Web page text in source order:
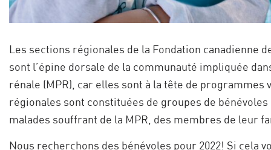
Les sections régionales de la Fondation canadienne
sont l’épine dorsale de la communauté impliquée
rénale (MPR), car elles sont à la tête de
régionales sont constituées de groupes de
malades souffrant de la MPR, des membres de leur
Nous recherchons des bénévoles pour 2022! Si cela